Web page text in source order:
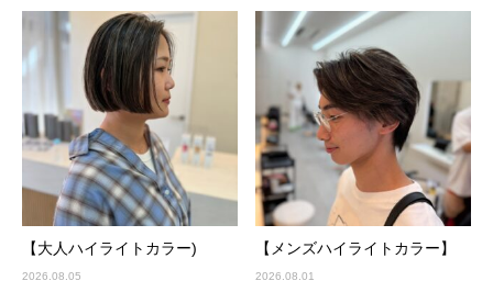
【大人ハイライトカラー)
2026.08.05
【メンズハイライトカラー】
2026.08.01